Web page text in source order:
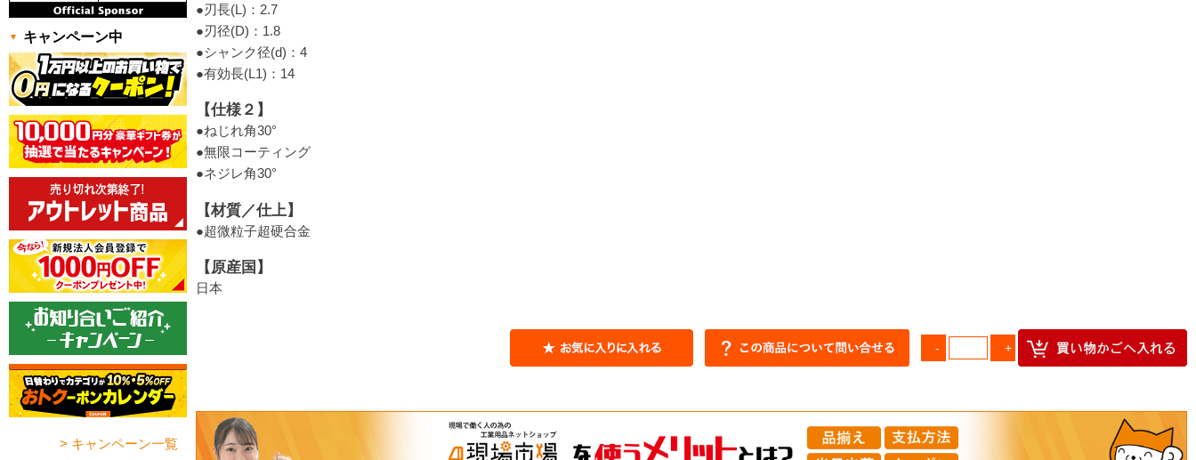
●刃長(L)：2.7
●刃径(D)：1.8
●シャンク径(d)：4
●有効長(L1)：14
【仕様２】
●ねじれ角30°
●無限コーティング
●ネジレ角30°
【材質／仕上】
●超微粒子超硬合金
【原産国】
日本
キャンペーン中
> キャンペーン一覧